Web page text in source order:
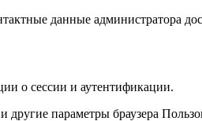
данные администратора
о сессии и аутентификации.
параметры браузера